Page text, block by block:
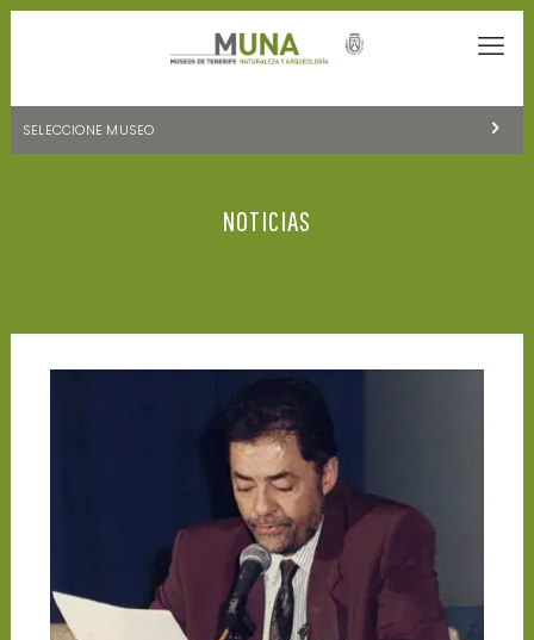
SELECCIONE MUSEO
CENTRO DE DOCUMENTACIÓN DE CANARIAS Y AMÉRICA
NOTICIAS